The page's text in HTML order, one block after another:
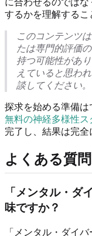
に合わせるのでは
するかを理解するこ
このコンテンツ
たは専門的評価
持つ可能性があ
えていると思わ
談してください。
探求を始める準備は
無料の神経多様性
完了し、結果は完全
よくある質問
「メンタル・ダ
味ですか？
「メンタル・ダイ